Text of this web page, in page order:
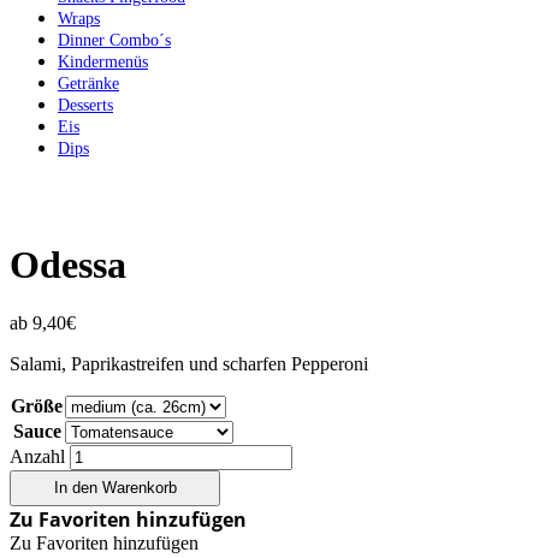
Wraps
Dinner Combo´s
Kindermenüs
Getränke
Desserts
Eis
Dips
Odessa
ab 9,40€
Salami, Paprikastreifen und scharfen Pepperoni
Größe
Sauce
Anzahl
In den Warenkorb
Zu Favoriten hinzufügen
Zu Favoriten hinzufügen